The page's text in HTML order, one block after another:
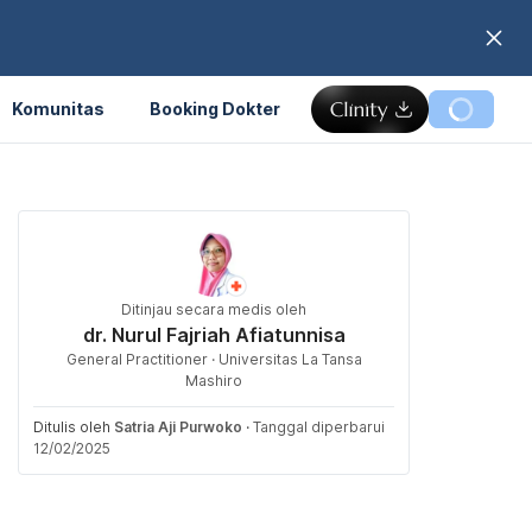
Komunitas Booking Dokter
Ditinjau secara medis oleh
dr. Nurul Fajriah Afiatunnisa
General Practitioner · Universitas La Tansa
Mashiro
Ditulis oleh Satria Aji Purwoko · Tanggal diperbarui
12/02/2025